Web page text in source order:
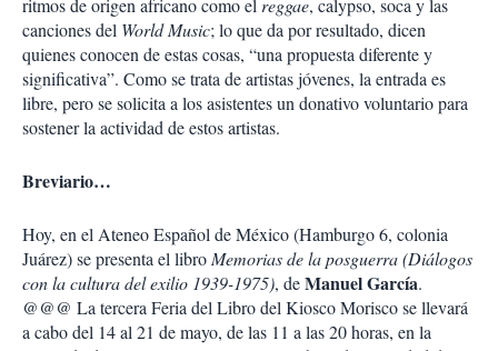
ritmos de origen africano como el reggae, calypso, soca y las
canciones del World Music; lo que da por resultado, dicen
quienes conocen de estas cosas, “una propuesta diferente y
significativa”. Como se trata de artistas jóvenes, la entrada es
libre, pero se solicita a los asistentes un donativo voluntario para
sostener la actividad de estos artistas.
Breviario…
Hoy, en el Ateneo Español de México (Hamburgo 6, colonia
Juárez) se presenta el libro Memorias de la posguerra(Diálogos
con la cultura del exilio 1939-1975), deManuel García.
@@@ La tercera Feria del Libro del Kiosco Morisco se llevará
a cabo del 14 al 21 de mayo, de las 11 a las 20 horas, en la